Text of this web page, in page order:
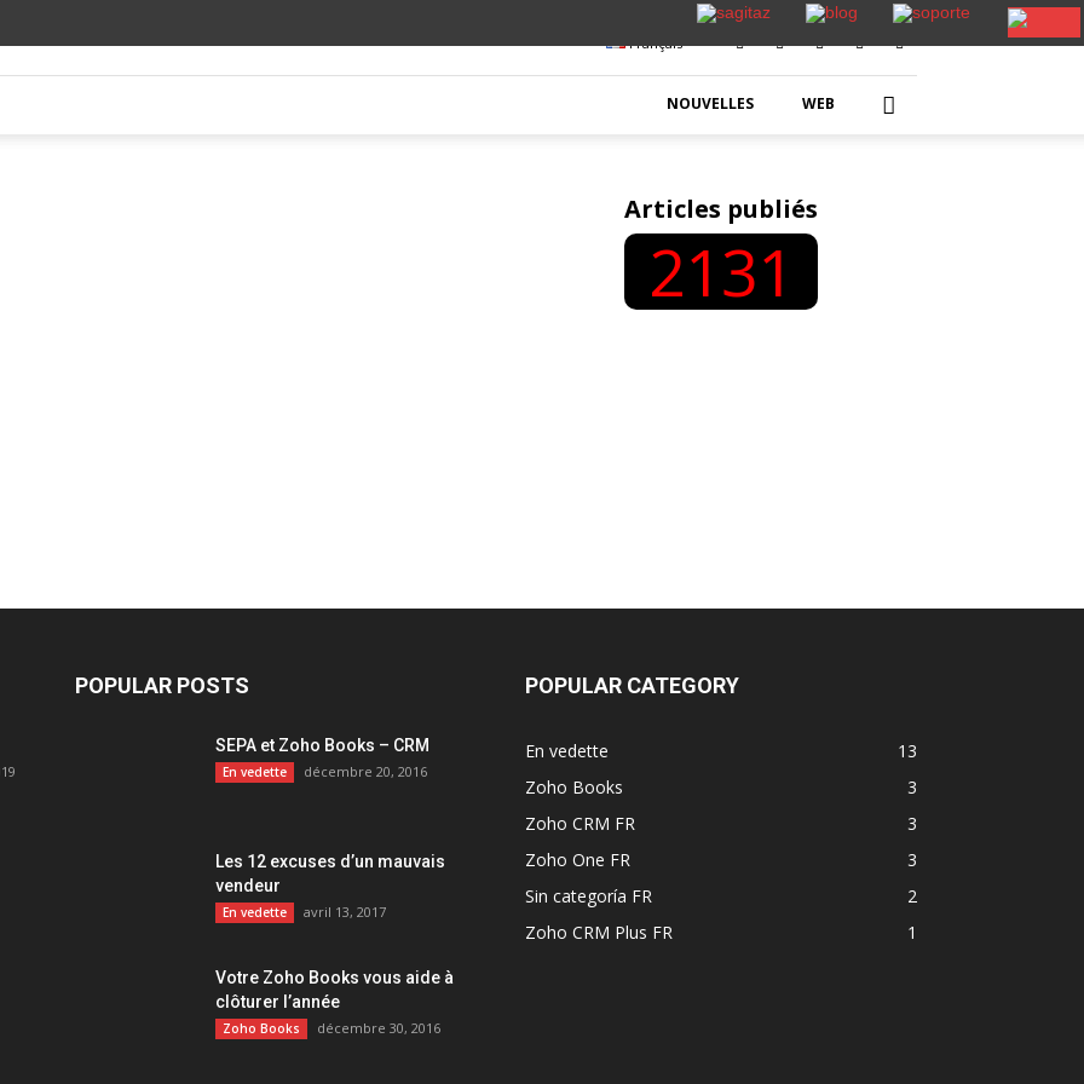
Français
NOUVELLES WEB
Articles publiés
2131
POPULAR POSTS
SEPA et Zoho Books – CRM
En vedette décembre 20, 2016
Les 12 excuses d’un mauvais
vendeur
En vedette avril 13, 2017
Votre Zoho Books vous aide à
clôturer l’année
Zoho Books décembre 30, 2016
POPULAR CATEGORY
En vedette
13
Zoho Books
3
Zoho CRM FR
3
Zoho One FR
3
Sin categoría FR
2
Zoho CRM Plus FR
1